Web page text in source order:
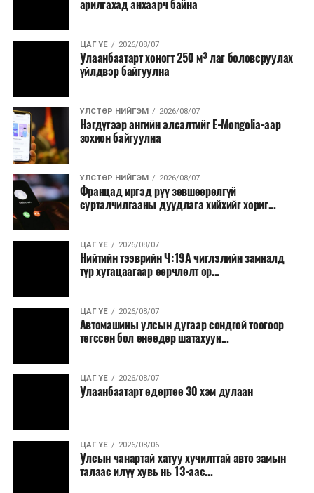
арилгахад анхаарч байна
ЦАГ ҮЕ 2026/08/07
Улаанбаатарт хоногт 250 м³ лаг боловсруулах
үйлдвэр байгуулна
УЛСТӨР НИЙГЭМ 2026/08/07
Нэгдүгээр ангийн элсэлтийг E-Mongolia-аар
зохион байгуулна
УЛСТӨР НИЙГЭМ 2026/08/07
Францад иргэд рүү зөвшөөрөлгүй
сурталчилгааны дуудлага хийхийг хориг...
ЦАГ ҮЕ 2026/08/07
Нийтийн тээврийн Ч:19А чиглэлийн замналд
түр хугацаагаар өөрчлөлт ор...
ЦАГ ҮЕ 2026/08/07
Автомашины улсын дугаар сондгой тоогоор
төгссөн бол өнөөдөр шатахуун...
ЦАГ ҮЕ 2026/08/07
Улаанбаатарт өдөртөө 30 хэм дулаан
ЦАГ ҮЕ 2026/08/06
Улсын чанартай хатуу хучилттай авто замын
талаас илүү хувь нь 13-аас...